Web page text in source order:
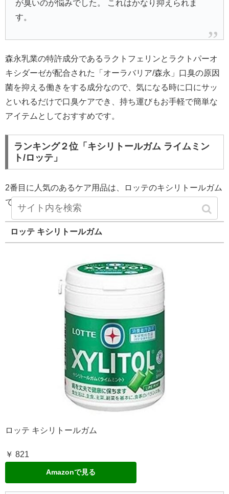
が臭いのが悩みでした。 これはかなり抑えられま
す。
森永乳業の特許成分であるラクトフェリンとラクトパーオ
キシダーゼが配合された「オーラバリア/森永」口臭の原因
菌を抑える働きをする成分なので、気になる時に口にサッ
といれるだけで口臭ケアでき、持ち運びもお手軽で簡単な
アイテムとしておすすめです。
ランキング２位「キシリトールガム ライムミン
ト/ロッテ」
2番目に人気のあるケア用品は、ロッテのキシリトールガム
です。特にライトミント味のあるがおすすめです。
ロッテ キシリトールガム
ロッテ キシリトールガム
￥ 821
Amazonで見る